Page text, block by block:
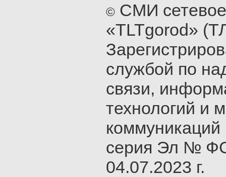
© СМИ
«TLTgorod»
службой по
связи,
технологий и
серия Эл №
04.07.2023 г.